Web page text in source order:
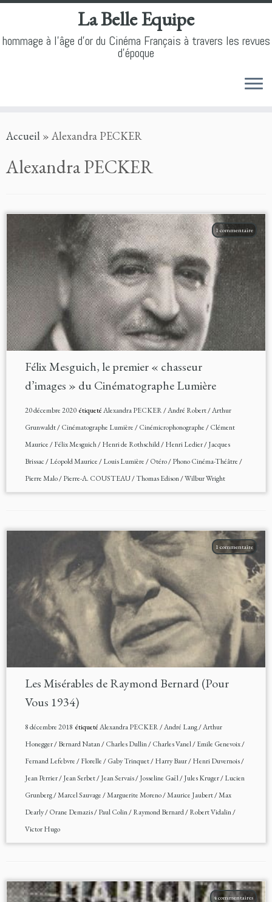
to
La Belle Equipe
hommage à l'âge d'or du Cinéma Français à travers les revues
d'époque
Accueil » Alexandra PECKER
Alexandra PECKER
1 commentaire
Félix Mesguich, le premier « chasseur
d’images » du Cinématographe Lumière
20 décembre 2020étiquetéAlexandra PECKER/André Robert/Arthur
Grunwaldt/Cinématographe Lumière/Cinémicrophonographe/Clément
Maurice/Félix Mesguich/Henri de Rothschild/Henri Ledier/Jacques
Brissac/Léopold Maurice/Louis Lumière/Otéro/Phono Cinéma-Théâtre/
Pierre Malo/Pierre-A. COUSTEAU/Thomas Edison/Wilbur Wright
1 commentaire
Les Misérables de Raymond Bernard (Pour
Vous 1934)
8 décembre 2018 étiquetéAlexandra PECKER/André Lang/Arthur
Honegger/Bernard Natan/Charles Dullin/Charles Vanel/Emile Genevoix/
Fernand Lefebvre/Florelle/Gaby Trinquet/Harry Baur/Henri Duvernois/
Jean Perrier/Jean Serbet/Jean Servais/Josseline Gaël/Jules Kruger/Lucien
Grunberg/Marcel Sauvage/Marguerite Moreno/Maurice Jaubert/Max
Dearly/Orane Demazis/Paul Colin/Raymond Bernard/Robert Vidalin/
Victor Hugo
4 commentaires